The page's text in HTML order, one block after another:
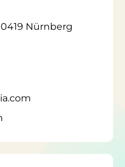
Nürnberg